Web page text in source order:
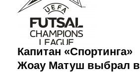
Капитан «Спортинга»
Жоау Матуш выбрал в